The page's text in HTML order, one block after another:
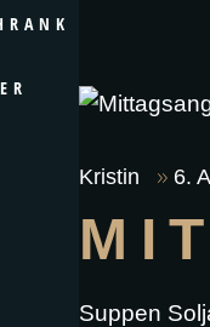
Kristin 6.
Suppen